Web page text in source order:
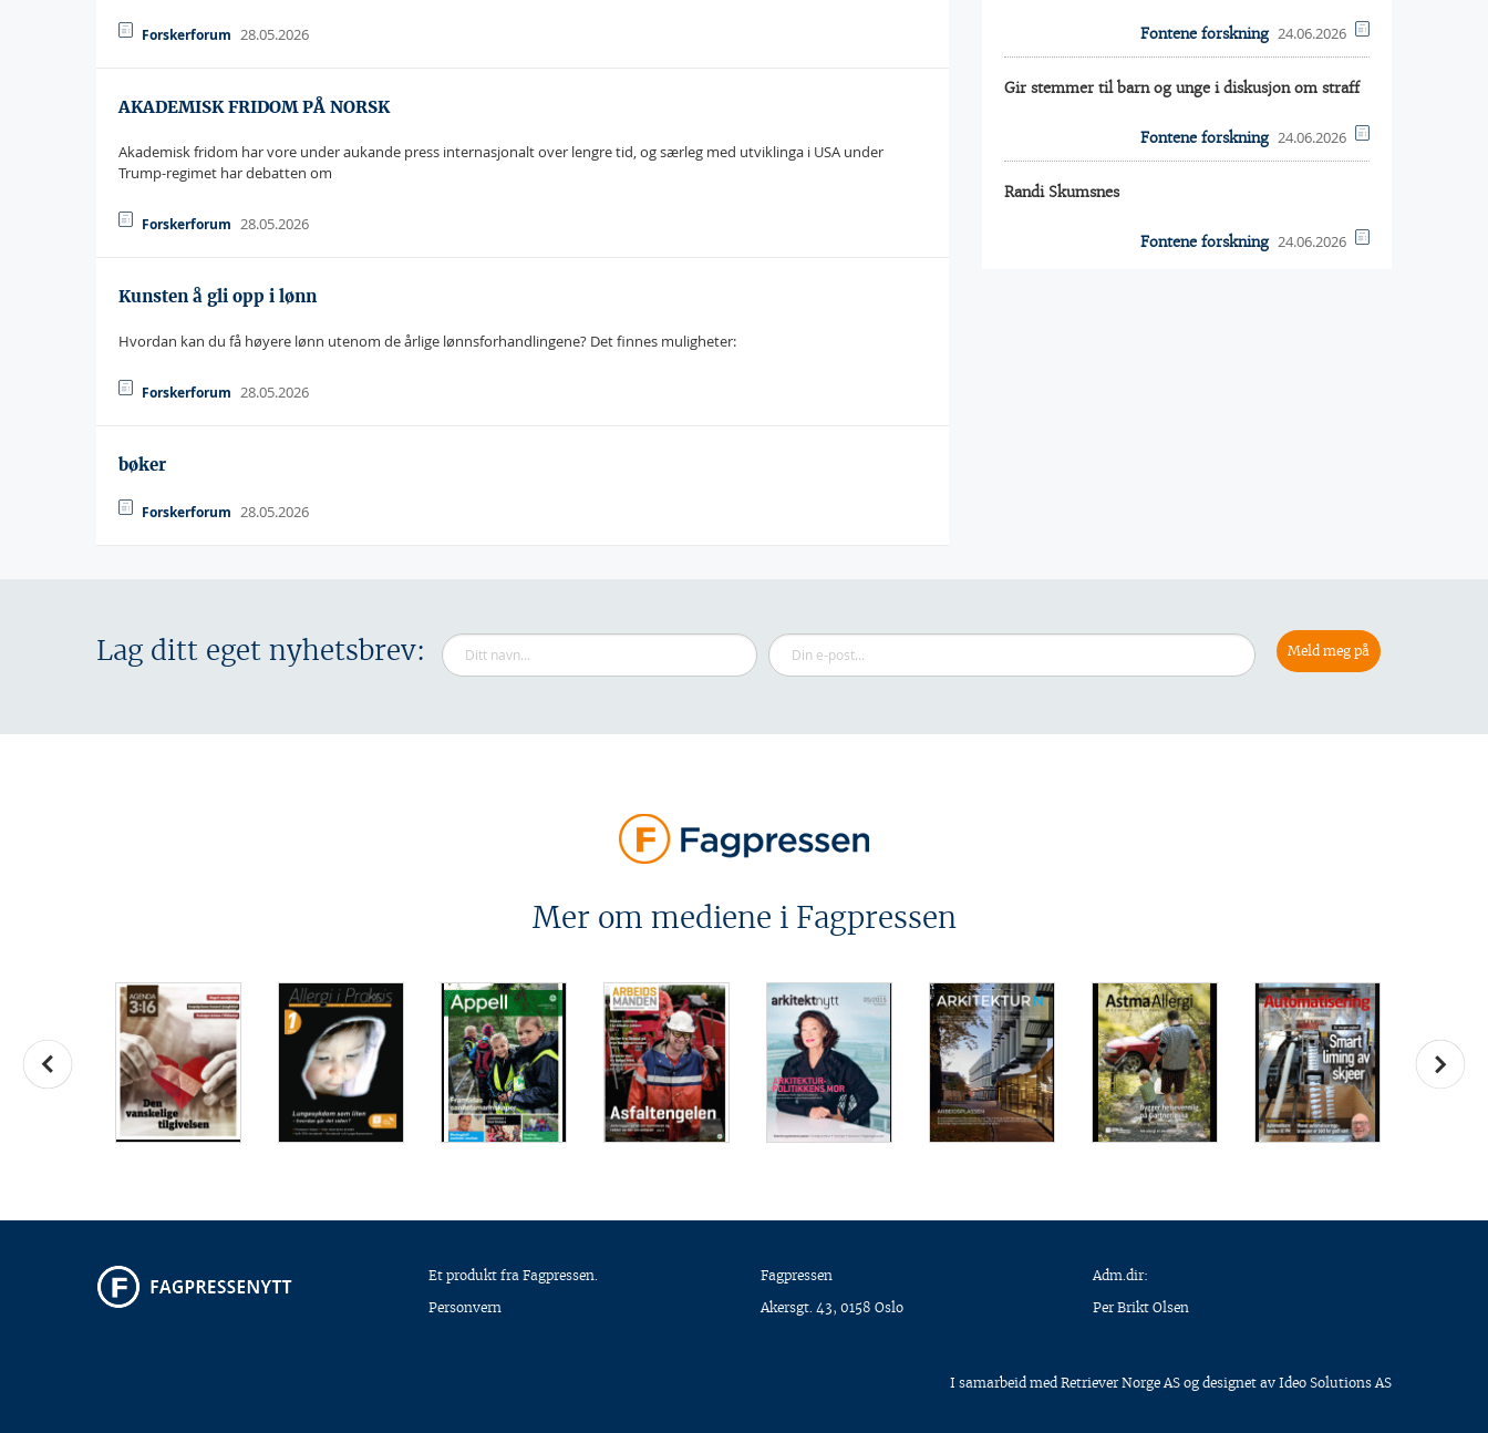
Forskerforum 28.05.2026
AKADEMISK FRIDOM PÅ NORSK
Akademisk fridom har vore under aukande press internasjonalt over lengre tid, og særleg med utviklinga i USA under
Trump-regimet har debatten om
Forskerforum 28.05.2026
Kunsten å gli opp i lønn
Hvordan kan du få høyere lønn utenom de årlige lønnsforhandlingene? Det finnes muligheter:
Forskerforum 28.05.2026
bøker
Forskerforum 28.05.2026
Fontene forskning 24.06.2026
Gir stemmer til barn og unge i diskusjon om straff
Fontene forskning 24.06.2026
Randi Skumsnes
Fontene forskning 24.06.2026
Lag ditt eget nyhetsbrev:
Mer om mediene i Fagpressen
Et produkt fra Fagpressen.
Personvern
Fagpressen
Akersgt. 43, 0158 Oslo
Adm.dir:
Per Brikt Olsen
I samarbeid med Retriever Norge AS og designet av Ideo Solutions AS